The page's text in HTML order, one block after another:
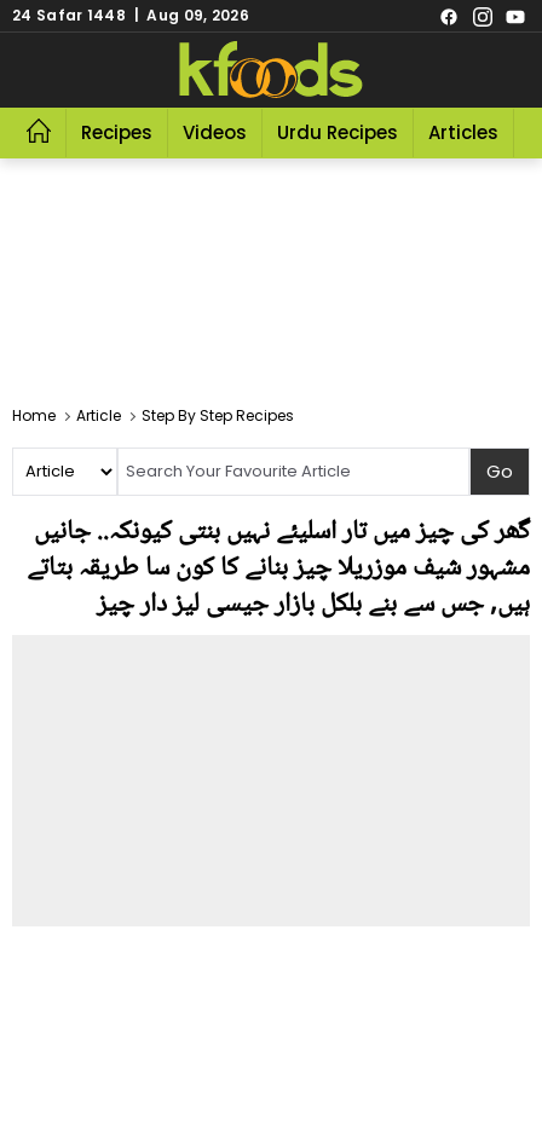
24 Safar 1448 | Aug 09, 2026
Recipes Videos Urdu Recipes Articles
Home Article Step By Step Recipes
گھر کی چیز میں تار اسلیئے نہیں بنتی کیونکہ.. جانیں
مشہور شیف موزریلا چیز بنانے کا کون سا طریقہ بتاتے
ہیں, جس سے بنے بلکل بازار جیسی لیز دار چیز